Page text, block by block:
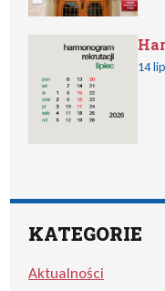
14
KATEGORIE
Aktualności